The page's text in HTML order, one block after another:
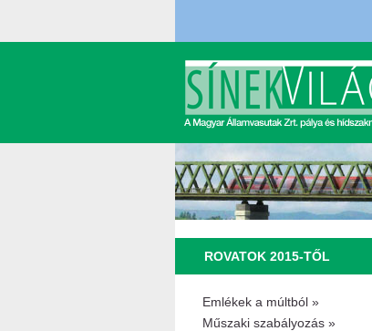
ROVATOK 2015-TŐL
Emlékek a múltból »
Műszaki szabályozás »